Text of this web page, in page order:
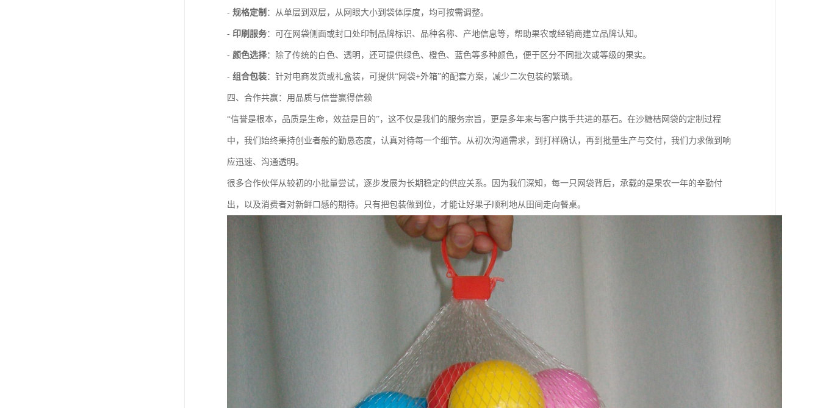
- 规格定制 ：从单层到双层，从网眼大小到袋体厚度，均可按需调整。
- 印刷服务：可在网袋侧面或封口处印制品牌标识、品种名称、产地信息等，帮助果农或经销商建立品牌认知。
- 颜色选择：除了传统的白色、透明，还可提供绿色、橙色、蓝色等多种颜色，便于区分不同批次或等级的果实。
- 组合包装：针对电商发货或礼盒装，可提供“网袋+外箱”的配套方案，减少二次包装的繁琐。
四、合作共赢：用品质与信誉赢得信赖
“信誉是根本，品质是生命，效益是目的”，这不仅是我们的服务宗旨，更是多年来与客户携手共进的基石。在沙糖桔网袋的定制过程
中，我们始终秉持创业者般的勤恳态度，认真对待每一个细节。从初次沟通需求，到打样确认，再到批量生产与交付，我们力求做到响
应迅速、沟通透明。
很多合作伙伴从较初的小批量尝试，逐步发展为长期稳定的供应关系。因为我们深知，每一只网袋背后，承载的是果农一年的辛勤付
出，以及消费者对新鲜口感的期待。只有把包装做到位，才能让好果子顺利地从田间走向餐桌。